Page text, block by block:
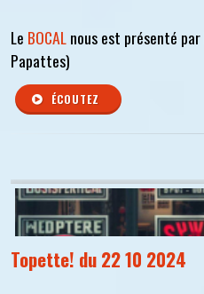
Le BOCALnous est présenté par
Papattes)
ÉCOUTEZ
Topette! du 22 10 2024